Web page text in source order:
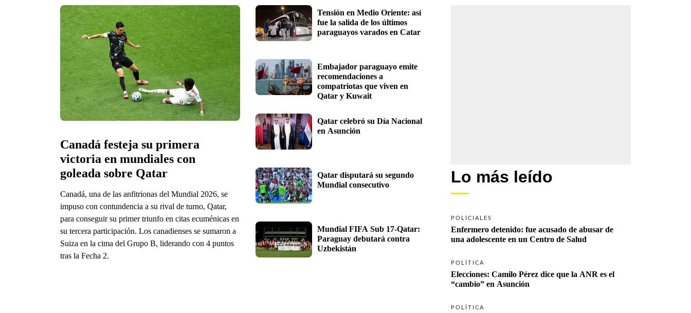
Canadá festeja su primera
victoria en mundiales con
goleada sobre Qatar
Canadá, una de las anfitrionas del Mundial 2026, se
impuso con contundencia a su rival de turno, Qatar,
para conseguir su primer triunfo en citas ecuménicas en
su tercera participación. Los canadienses se sumaron a
Suiza en la cima del Grupo B, liderando con 4 puntos
tras la Fecha 2.
Tensión en Medio Oriente: así
fue la salida de los últimos
paraguayos varados en Catar
Embajador paraguayo emite
recomendaciones a
compatriotas que viven en
Qatar celebró su Día Nacional
en Asunción
Qatar disputará su segundo
Mundial consecutivo
Mundial FIFA Sub 17-Qatar:
Paraguay debutará contra
Uzbekistán
Lo más leído
POLICIALES
Enfermero detenido: fue acusado de abusar de
una adolescente en un Centro de Salud
POLÍTICA
Elecciones: Camilo Pérez dice que la ANR es el
POLÍTICA